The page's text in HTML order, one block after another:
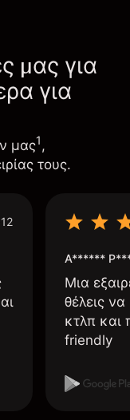
μας για
για
μας1,
τους.
A******
Μια
θέλεις
κτλπ και
friendly